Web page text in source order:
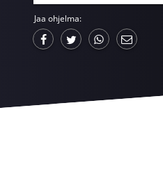
Jaa ohjelma: